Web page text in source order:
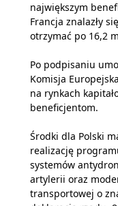
największym
Francja znalazły
otrzymać po 16,2
Po podpisaniu
Komisja
na rynkach
beneficjentom.
Środki dla Polski
realizację
systemów
artylerii oraz
transportowej o